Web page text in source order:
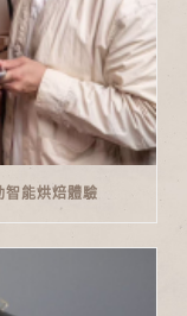
能烘焙體驗